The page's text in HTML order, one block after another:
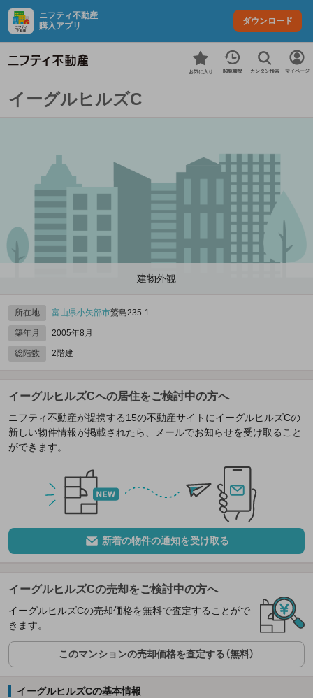
ニフティ不動産
購入アプリ
ダウンロード
お気に入り 閲覧履歴 カンタン検索 マイページ
イーグルヒルズC
建物外観
所在地 富山県小矢部市鷲島235‐1
築年月 2005年8月
総階数 2階建
イーグルヒルズCへの居住をご検討中の方へ
ニフティ不動産が提携する15の不動産サイトにイーグルヒルズCの
新しい物件情報が掲載されたら、メールでお知らせを受け取ること
ができます。
新着の物件の通知を受け取る
イーグルヒルズCの売却をご検討中の方へ
イーグルヒルズCの売却価格を無料で査定することがで
きます。
このマンションの売却価格を査定する（無料）
イーグルヒルズCの基本情報